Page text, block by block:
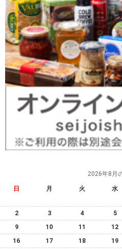
2026年8月
日 月 火 水
2
3 4 5
9
10 11 12
16
17 18 19